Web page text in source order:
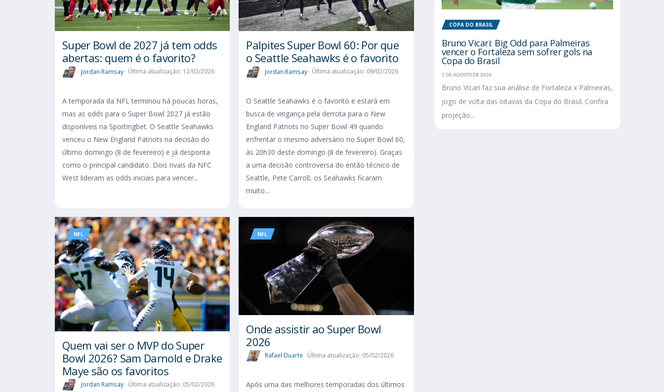
Super Bowl de 2027 já tem odds
abertas: quem é o favorito?
Jordan Ramsay Última atualização: 12/02/2026
A temporada da NFL terminou há poucas horas,
mas as odds para o Super Bowl 2027 já estão
disponíveis na Sportingbet. O Seattle Seahawks
venceu o New England Patriots na decisão do
último domingo (8 de fevereiro) e já desponta
como o principal candidato. Dois rivais da NFC
West lideram as odds iniciais para vencer...
Palpites Super Bowl 60: Por que
o Seattle Seahawks é o favorito
Jordan Ramsay Última atualização: 09/02/2026
O Seattle Seahawks é o favorito e estará em
busca de vingança pela derrota para o New
England Patriots no Super Bowl 49 quando
enfrentar o mesmo adversário no Super Bowl 60,
às 20h30 deste domingo (8 de fevereiro). Graças
a uma decisão controversa do então técnico de
Seattle, Pete Carroll, os Seahawks ficaram
muito...
NFL
Quem vai ser o MVP do Super
Bowl 2026? Sam Darnold e Drake
Maye são os favoritos
Jordan Ramsay Última atualização: 05/02/2026
NFL
Onde assistir ao Super Bowl
2026
Rafael Duarte Última atualização: 05/02/2026
Após uma das melhores temporadas dos últimos
COPA DO BRASIL
Bruno Vicari: Big Odd para Palmeiras
vencer o Fortaleza sem sofrer gols na
Copa do Brasil
5 DE AGOSTO DE 2026
Bruno Vicari faz sua análise de Fortaleza x Palmeiras,
jogo de volta das oitavas da Copa do Brasil. Confira
projeção...